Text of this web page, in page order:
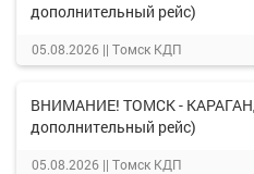
дополнительный рейс)
05.08.2026 || Томск КДП
ВНИМАНИЕ! ТОМСК -
дополнительный рейс)
05.08.2026 || Томск КДП